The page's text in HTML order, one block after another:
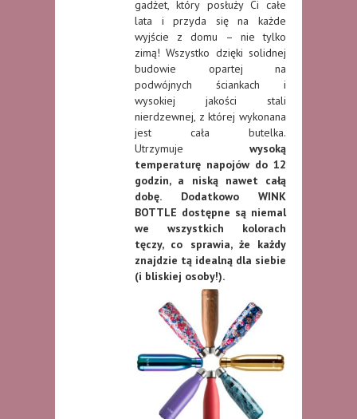
gadżet, który posłuży Ci całe
lata i przyda się na każde
wyjście z domu – nie tylko
zimą! Wszystko dzięki solidnej
budowie opartej na
podwójnych ściankach i
wysokiej jakości stali
nierdzewnej, z której wykonana
jest cała butelka.
Utrzymuje wysoką
temperaturę napojów do 12
godzin, a niską nawet całą
dobę. Dodatkowo WINK
BOTTLE dostępne są niemal
we wszystkich kolorach
tęczy, co sprawia, że każdy
znajdzie tą idealną dla siebie
(i bliskiej osoby!).